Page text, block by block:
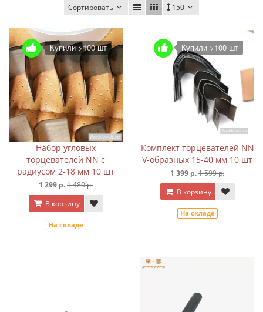
Сортировать 150
Купили >100 шт
Набор угловых
торцевателей NN с
радиусом 2-18 мм 10 шт
1 299 р.1 480 р.
В корзину
На складе
Купили >100 шт
Комплект торцевателей NN
V-образных 15-40 мм 10 шт
1 399 р.1 599 р.
В корзину
На складе